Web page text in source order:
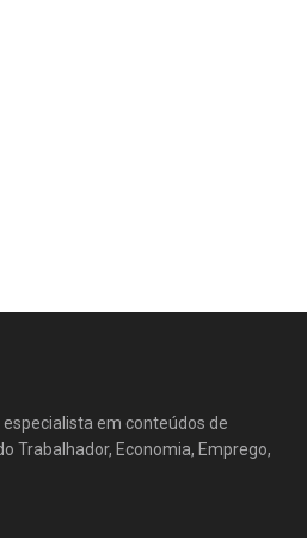
em conteúdos de
Trabalhador, Economia, Emprego,